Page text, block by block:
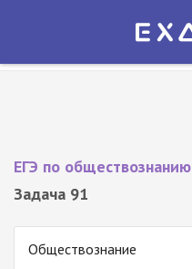
Экзамер — ЕГЭ
ЕГЭ по
Задача 91
Обществознание